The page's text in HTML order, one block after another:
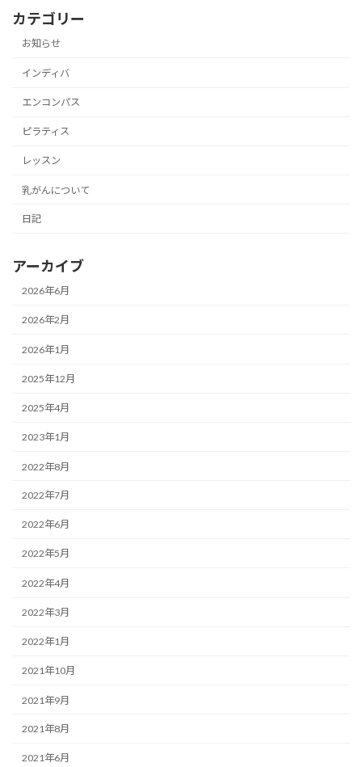
カテゴリー
お知らせ
インディバ
エンコンパス
ピラティス
レッスン
乳がんについて
日記
アーカイブ
2026年6月
2026年2月
2026年1月
2025年12月
2025年4月
2023年1月
2022年8月
2022年7月
2022年6月
2022年5月
2022年4月
2022年3月
2022年1月
2021年10月
2021年9月
2021年8月
2021年6月